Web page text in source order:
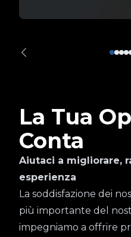
La Tua
Conta
Aiutaci a migliorare,
esperienza
La soddisfazione dei
più importante del
impegniamo a offrire